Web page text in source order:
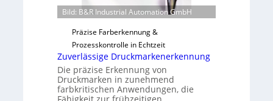
a
i
l
o
e
r
t
i
g
u
n
g
Bild: B&R Industrial Automation GmbH
Präzise Farberkennung &
Prozesskontrolle in Echtzeit
Zuverlässige Druckmarkenerkennung
Die präzise Erkennung von
Druckmarken in zunehmend
farbkritischen Anwendungen, die